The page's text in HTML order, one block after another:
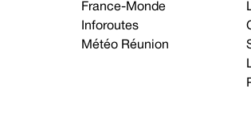
France-Monde
Inforoutes
Météo Réunion